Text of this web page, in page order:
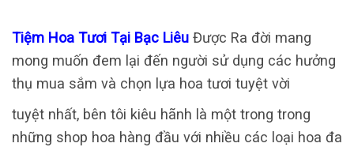
Tiệm Hoa Tươi Tại Bạc Liêu Được Ra đời mang
mong muốn đem lại đến người sử dụng các hưởng
thụ mua sắm và chọn lựa hoa tươi tuyệt vời
tuyệt nhất, bên tôi kiêu hãnh là một trong trong
những shop hoa hàng đầu với nhiều các loại hoa đa